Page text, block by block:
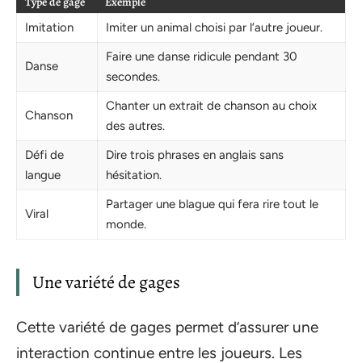
Imitation Imiter un animal choisi par l’autre joueur.
Danse
Faire une danse ridicule pendant 30
secondes.
Chanson
Chanter un extrait de chanson au choix
des autres.
Défi de
langue
Dire trois phrases en anglais sans
hésitation.
Viral
Partager une blague qui fera rire tout le
monde.
Une variété de gages
Cette variété de gages permet d’assurer une
interaction continue entre les joueurs. Les